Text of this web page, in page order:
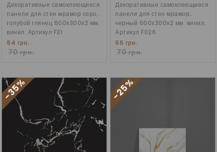
Декоративные самоклеющиеся
панели для стен мрамор серо
голубой глянец 600х300х2 мм.
винил. Артикул F31
54 грн.
70 грн.
Декоративные самоклеющиеся
панели для стен мрамор
черный 600х300х2 мм. винил.
Артикул F026
55 грн.
70 грн.
-35% -25%